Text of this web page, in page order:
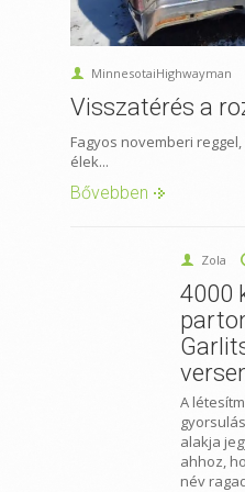
MinnesotaiHighwayman
Visszatérés a
Fagyos novemberi
élek...
Bővebben
Zola
4000
A
alakja
ahhoz,
név